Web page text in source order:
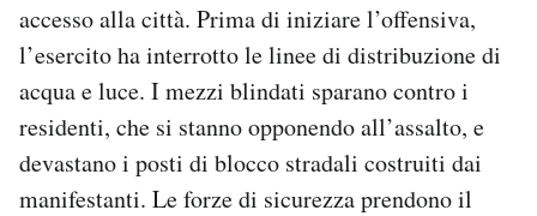
accesso alla città. Prima di iniziare l’offensiva,
l’esercito ha interrotto le linee di distribuzione di
acqua e luce. I mezzi blindati sparano contro i
residenti, che si stanno opponendo all’assalto, e
devastano i posti di blocco stradali costruiti dai
manifestanti. Le forze di sicurezza prendono il